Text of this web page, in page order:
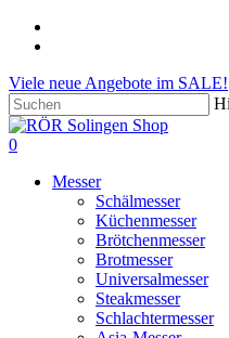
Skip
content
Viele neue Angebote im SALE!
Close
Search
search
account
0
Messer
Schälmesser
Küchenmesser
Brötchenmesser
Brotmesser
Universalmesser
Steakmesser
Schlachtermesser